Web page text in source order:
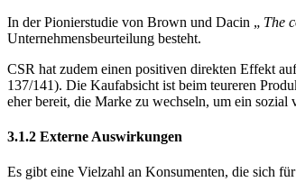
In der Pionierstudie von Brown und Dacin „ The
Unternehmensbeurteilung besteht.
CSR hat zudem einen positiven direkten Effekt
137/141). Die Kaufabsicht ist beim teureren
eher bereit, die Marke zu wechseln, um ein
3.1.2 Externe Auswirkungen
Es gibt eine Vielzahl an Konsumenten, die sich